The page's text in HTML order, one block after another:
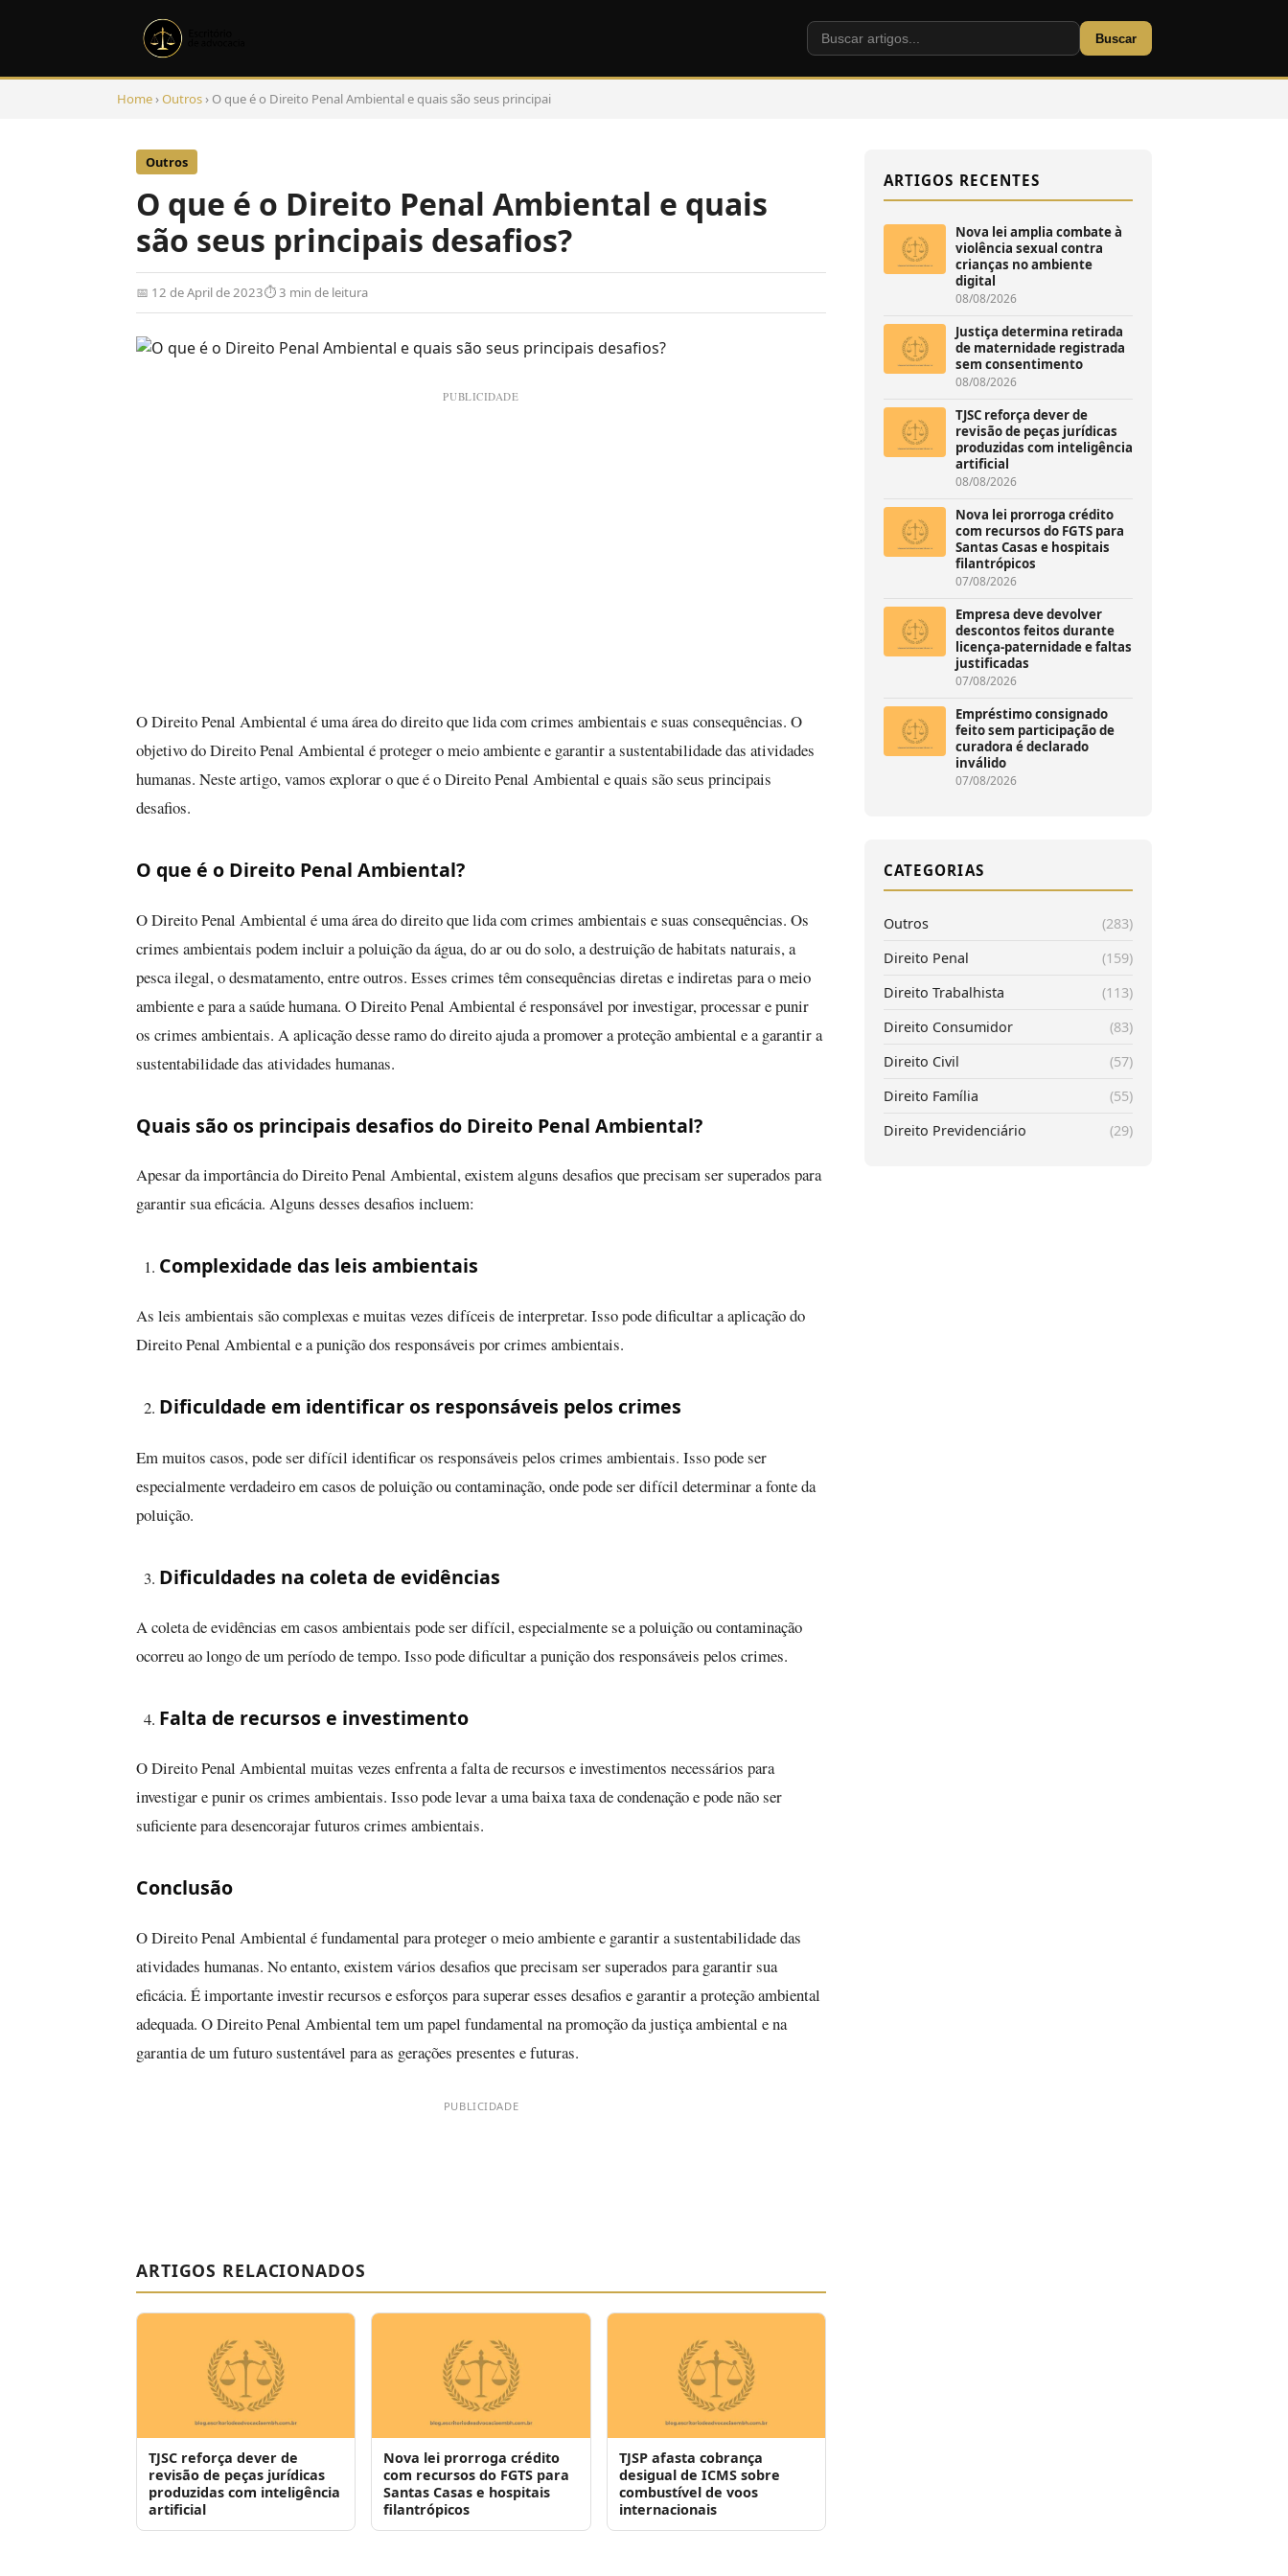
Buscar
Home ›Outros › O que é o Direito Penal Ambiental e quais são seus principai
Outros
O que é o Direito Penal Ambiental e quais
são seus principais desafios?
📅 12 de April de 2023⏱ 3 min de leitura
O Direito Penal Ambiental é uma área do direito que lida com crimes ambientais e suas consequências. O
objetivo do Direito Penal Ambiental é proteger o meio ambiente e garantir a sustentabilidade das atividades
humanas. Neste artigo, vamos explorar o que é o Direito Penal Ambiental e quais são seus principais
desafios.
O que é o Direito Penal Ambiental?
O Direito Penal Ambiental é uma área do direito que lida com crimes ambientais e suas consequências. Os
crimes ambientais podem incluir a poluição da água, do ar ou do solo, a destruição de habitats naturais, a
pesca ilegal, o desmatamento, entre outros. Esses crimes têm consequências diretas e indiretas para o meio
ambiente e para a saúde humana. O Direito Penal Ambiental é responsável por investigar, processar e punir
os crimes ambientais. A aplicação desse ramo do direito ajuda a promover a proteção ambiental e a garantir a
sustentabilidade das atividades humanas.
Quais são os principais desafios do Direito Penal Ambiental?
Apesar da importância do Direito Penal Ambiental, existem alguns desafios que precisam ser superados para
garantir sua eficácia. Alguns desses desafios incluem:
Complexidade das leis ambientais
As leis ambientais são complexas e muitas vezes difíceis de interpretar. Isso pode dificultar a aplicação do
Direito Penal Ambiental e a punição dos responsáveis por crimes ambientais.
Dificuldade em identificar os responsáveis pelos crimes
Em muitos casos, pode ser difícil identificar os responsáveis pelos crimes ambientais. Isso pode ser
especialmente verdadeiro em casos de poluição ou contaminação, onde pode ser difícil determinar a fonte da
poluição.
Dificuldades na coleta de evidências
A coleta de evidências em casos ambientais pode ser difícil, especialmente se a poluição ou contaminação
ocorreu ao longo de um período de tempo. Isso pode dificultar a punição dos responsáveis pelos crimes.
Falta de recursos e investimento
O Direito Penal Ambiental muitas vezes enfrenta a falta de recursos e investimentos necessários para
investigar e punir os crimes ambientais. Isso pode levar a uma baixa taxa de condenação e pode não ser
suficiente para desencorajar futuros crimes ambientais.
Conclusão
O Direito Penal Ambiental é fundamental para proteger o meio ambiente e garantir a sustentabilidade das
atividades humanas. No entanto, existem vários desafios que precisam ser superados para garantir sua
eficácia. É importante investir recursos e esforços para superar esses desafios e garantir a proteção ambiental
adequada. O Direito Penal Ambiental tem um papel fundamental na promoção da justiça ambiental e na
garantia de um futuro sustentável para as gerações presentes e futuras.
ARTIGOS RELACIONADOS
TJSC reforça dever de
revisão de peças jurídicas
produzidas com inteligência
artificial
Nova lei prorroga crédito
com recursos do FGTS para
Santas Casas e hospitais
filantrópicos
TJSP afasta cobrança
desigual de ICMS sobre
combustível de voos
internacionais
ARTIGOS RECENTES
Nova lei amplia combate à
violência sexual contra
crianças no ambiente
digital
08/08/2026
Justiça determina retirada
de maternidade registrada
sem consentimento
08/08/2026
TJSC reforça dever de
revisão de peças jurídicas
produzidas com inteligência
artificial
08/08/2026
Nova lei prorroga crédito
com recursos do FGTS para
Santas Casas e hospitais
filantrópicos
07/08/2026
Empresa deve devolver
descontos feitos durante
licença-paternidade e faltas
justificadas
07/08/2026
Empréstimo consignado
feito sem participação de
curadora é declarado
inválido
07/08/2026
CATEGORIAS
Outros
(283)
Direito Penal
(159)
Direito Trabalhista
(113)
Direito Consumidor
(83)
Direito Civil
(57)
Direito Família
(55)
Direito Previdenciário
(29)